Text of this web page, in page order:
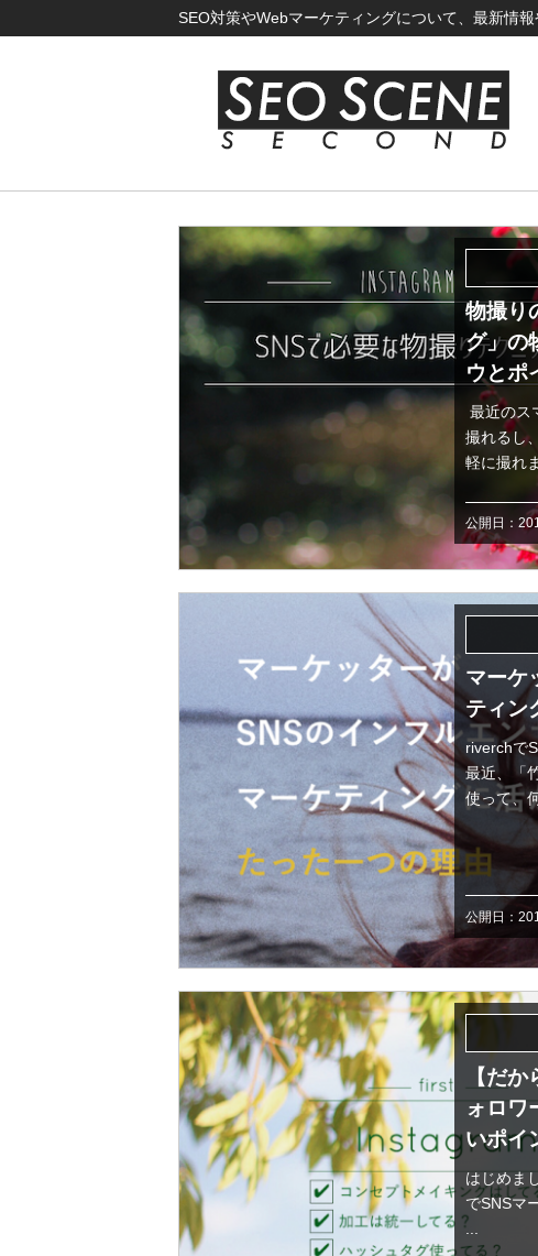
SEO対策やWebマーケティングについて、最新情
物撮り
グ」の
ウとポ
最近のス
撮れるし
軽に撮れ
公開日：
マーケ
ティン
riverchで
最近、「
使って、
公開日：
【だ
ォロワ
いポイ
はじめま
でSNSマ